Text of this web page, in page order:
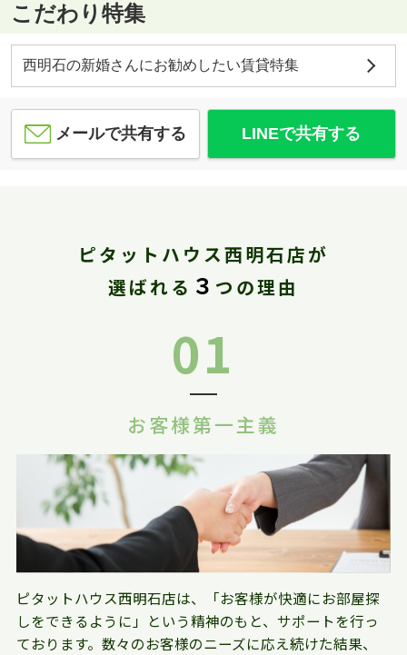
こだわり特集
西明石の新婚さんにお勧めしたい賃貸特集
メールで共有する LINEで共有する
ピタットハウス西明石店が
選ばれる ３ つの理由
01
お客様第一主義
ピタットハウス西明石店は、「お客様が快適にお部屋探
しをできるように」という精神のもと、サポートを行っ
ております。数々のお客様のニーズに応え続けた結果、